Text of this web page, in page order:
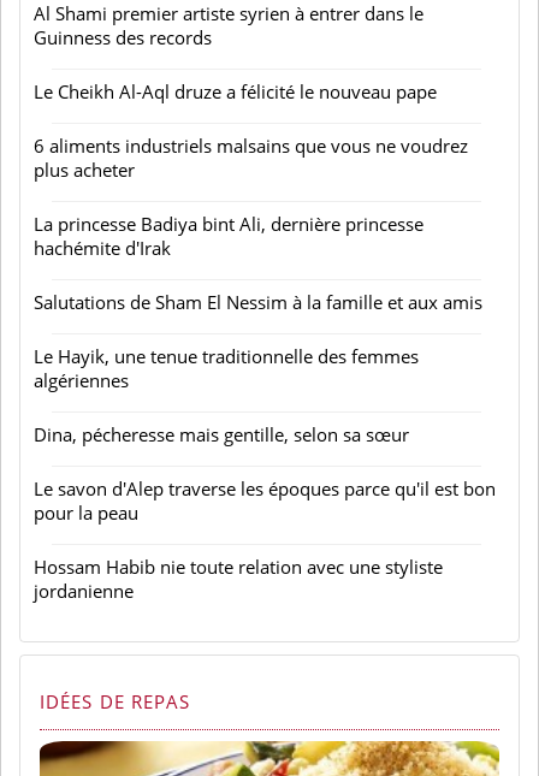
Al Shami premier artiste syrien à entrer dans le
Guinness des records
Le Cheikh Al-Aql druze a félicité le nouveau pape
6 aliments industriels malsains que vous ne voudrez
plus acheter
La princesse Badiya bint Ali, dernière princesse
hachémite d'Irak
Salutations de Sham El Nessim à la famille et aux amis
Le Hayik, une tenue traditionnelle des femmes
algériennes
Dina, pécheresse mais gentille, selon sa sœur
Le savon d'Alep traverse les époques parce qu'il est bon
pour la peau
Hossam Habib nie toute relation avec une styliste
jordanienne
IDÉES DE REPAS